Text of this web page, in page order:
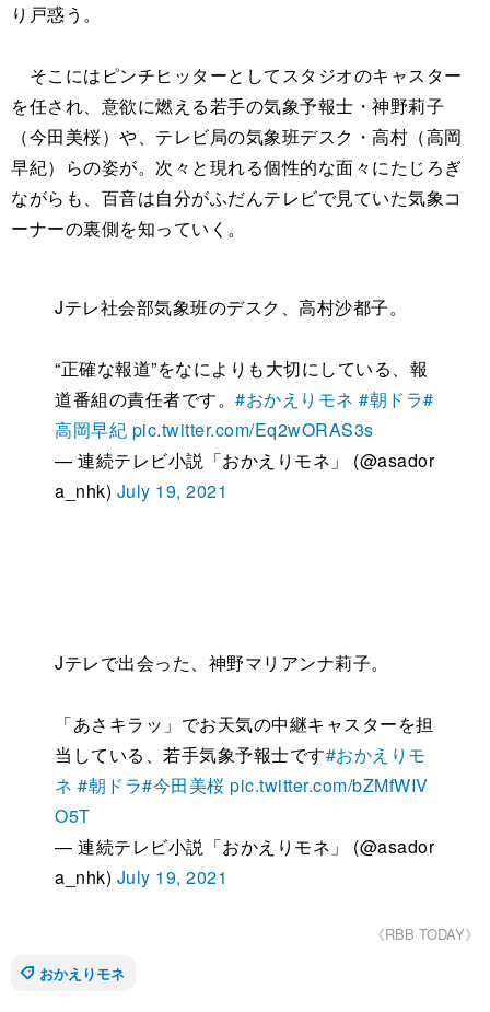
り戸惑う。
そこにはピンチヒッターとしてスタジオのキャスター
を任され、意欲に燃える若手の気象予報士・神野莉子
（今田美桜）や、テレビ局の気象班デスク・高村（高岡
早紀）らの姿が。次々と現れる個性的な面々にたじろぎ
ながらも、百音は自分がふだんテレビで見ていた気象コ
ーナーの裏側を知っていく。
Jテレ社会部気象班のデスク、高村沙都子。
“正確な報道”をなによりも大切にしている、報
道番組の責任者です。 #おかえりモネ #朝ドラ#
高岡早紀 pic.twitter.com/Eq2wORAS3s
— 連続テレビ小説「おかえりモネ」 (@asador
a_nhk) July 19, 2021
Jテレで出会った、神野マリアンナ莉子。
「あさキラッ」でお天気の中継キャスターを担
当している、若手気象予報士です#おかえりモ
ネ #朝ドラ#今田美桜 pic.twitter.com/bZMfWIV
O5T
— 連続テレビ小説「おかえりモネ」 (@asador
a_nhk) July 19, 2021
《RBB TODAY》
おかえりモネ